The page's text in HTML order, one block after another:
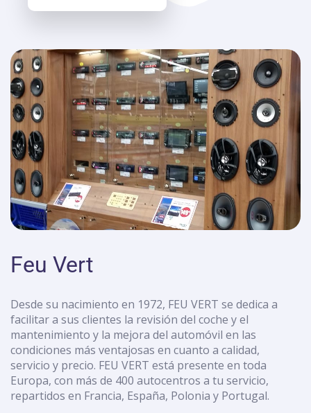
Feu Vert
Desde su nacimiento en 1972, FEU VERT se dedica a
facilitar a sus clientes la revisión del coche y el
mantenimiento y la mejora del automóvil en las
condiciones más ventajosas en cuanto a calidad,
servicio y precio. FEU VERT está presente en toda
Europa, con más de 400 autocentros a tu servicio,
repartidos en Francia, España, Polonia y Portugal.